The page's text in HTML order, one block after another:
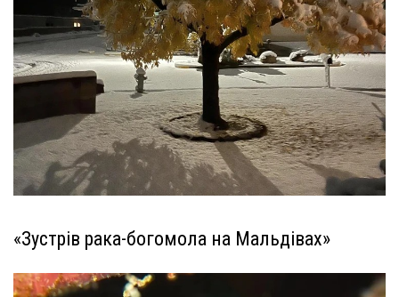
«Зустрів рака-богомола на Мальдівах»